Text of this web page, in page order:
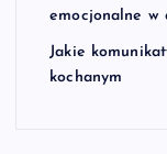
emocjonalne w
Jakie
kochanym